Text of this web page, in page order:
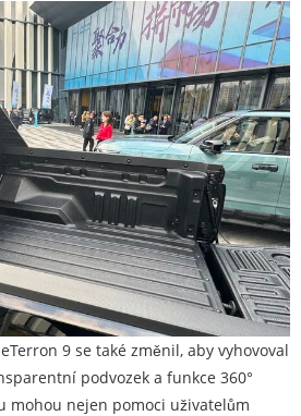
9 se také změnil, aby vyhovoval
podvozek a funkce 360°
mohou nejen pomoci uživatelům